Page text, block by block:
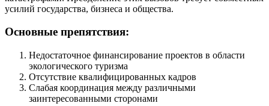
усилий государства, бизнеса и общества.
Основные препятствия:
Недостаточное финансирование проектов в области
экологического туризма
Отсутствие квалифицированных кадров
Слабая координация между различными
заинтересованными сторонами